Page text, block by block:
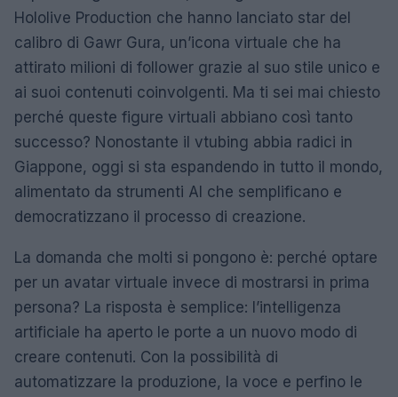
Hololive Production che hanno lanciato star del
calibro di Gawr Gura, un’icona virtuale che ha
attirato milioni di follower grazie al suo stile unico e
ai suoi contenuti coinvolgenti. Ma ti sei mai chiesto
perché queste figure virtuali abbiano così tanto
successo? Nonostante il vtubing abbia radici in
Giappone, oggi si sta espandendo in tutto il mondo,
alimentato da strumenti AI che semplificano e
democratizzano il processo di creazione.
La domanda che molti si pongono è: perché optare
per un avatar virtuale invece di mostrarsi in prima
persona? La risposta è semplice: l’intelligenza
artificiale ha aperto le porte a un nuovo modo di
creare contenuti. Con la possibilità di
automatizzare la produzione, la voce e perfino le